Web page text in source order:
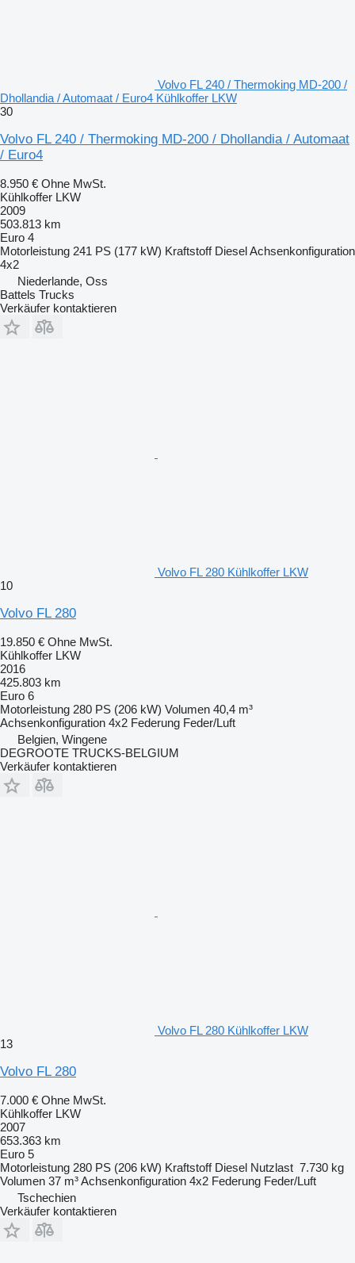
Volvo FL 240 / Thermoking MD-200 /
Dhollandia / Automaat / Euro4 Kühlkoffer LKW
30
Volvo FL 240 / Thermoking MD-200 / Dhollandia / Automaat
/ Euro4
8.950 € Ohne MwSt.
Kühlkoffer LKW
2009
503.813 km
Euro 4
Motorleistung 241 PS (177 kW) Kraftstoff DieselAchsenkonfiguration
4x2
Niederlande, Oss
Battels Trucks
Verkäufer kontaktieren
Volvo FL 280 Kühlkoffer LKW
10
Volvo FL 280
19.850 € Ohne MwSt.
Kühlkoffer LKW
2016
425.803 km
Euro 6
Motorleistung 280 PS (206 kW) Volumen 40,4 m³
Achsenkonfiguration 4x2 Federung Feder/Luft
Belgien, Wingene
DEGROOTE TRUCKS-BELGIUM
Verkäufer kontaktieren
Volvo FL 280 Kühlkoffer LKW
13
Volvo FL 280
7.000 € Ohne MwSt.
Kühlkoffer LKW
2007
653.363 km
Euro 5
Motorleistung 280 PS (206 kW) Kraftstoff Diesel Nutzlast 7.730 kg
Volumen 37 m³Achsenkonfiguration 4x2 Federung Feder/Luft
Tschechien
Verkäufer kontaktieren